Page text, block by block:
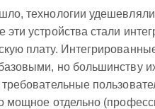
технологии
эти устройства стали
плату.
но большинству
мощное отдельно